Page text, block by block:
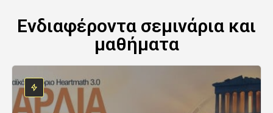
Ενδιαφέροντα σεμινάρια και
μαθήματα